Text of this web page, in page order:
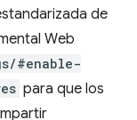
de
Web
#enable-
para que los